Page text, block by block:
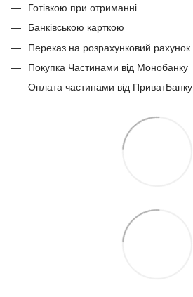
Готівкою при отриманні
Банківською карткою
Переказ на розрахунковий рахунок
Покупка Частинами від Монобанку
Оплата частинами від ПриватБанку